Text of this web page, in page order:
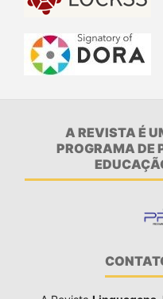
A REVISTA É
PROGRAMA DE